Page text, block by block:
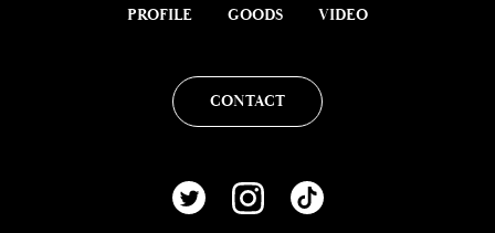
PROFILE GOODS VIDEO
CONTACT